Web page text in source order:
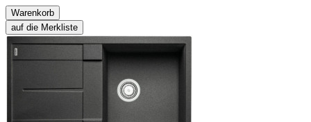
Warenkorb
auf die Merkliste